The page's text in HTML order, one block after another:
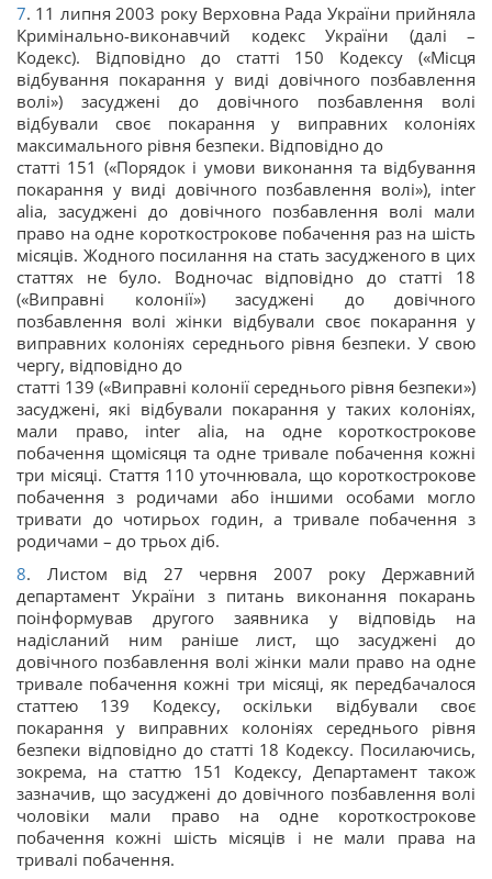
7. 11 липня 2003 року Верховна Рада України прийняла
Кримінально-виконавчий кодекс України (далі –
Кодекс). Відповідно до статті 150 Кодексу («Місця
відбування покарання у виді довічного позбавлення
волі») засуджені до довічного позбавлення волі
відбували своє покарання у виправних колоніях
максимального рівня безпеки. Відповідно до
статті 151 («Порядок і умови виконання та відбування
покарання у виді довічного позбавлення волі»), inter
alia, засуджені до довічного позбавлення волі мали
право на одне короткострокове побачення раз на шість
місяців. Жодного посилання на стать засудженого в цих
статтях не було. Водночас відповідно до статті 18
(«Виправні колонії») засуджені до довічного
позбавлення волі жінки відбували своє покарання у
виправних колоніях середнього рівня безпеки. У свою
чергу, відповідно до
статті 139 («Виправні колонії середнього рівня безпеки»)
засуджені, які відбували покарання у таких колоніях,
мали право, inter alia, на одне короткострокове
побачення щомісяця та одне тривале побачення кожні
три місяці. Стаття 110 уточнювала, що короткострокове
побачення з родичами або іншими особами могло
тривати до чотирьох годин, а тривале побачення з
родичами – до трьох діб.
8. Листом від 27 червня 2007 року Державний
департамент України з питань виконання покарань
поінформував другого заявника у відповідь на
надісланий ним раніше лист, що засуджені до
довічного позбавлення волі жінки мали право на одне
тривале побачення кожні три місяці, як передбачалося
статтею 139 Кодексу, оскільки відбували своє
покарання у виправних колоніях середнього рівня
безпеки відповідно до статті 18 Кодексу. Посилаючись,
зокрема, на статтю 151 Кодексу, Департамент також
зазначив, що засуджені до довічного позбавлення волі
чоловіки мали право на одне короткострокове
побачення кожні шість місяців і не мали права на
тривалі побачення.